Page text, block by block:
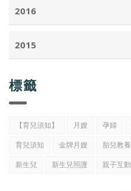
2016
2015
標籤
【育兒須知】 月嫂 孕婦
育兒須知
金牌月嫂 胎兒教養
新生兒
新生兒照護 親子互動